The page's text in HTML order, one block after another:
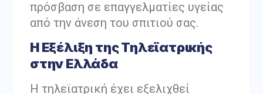
πρόσβαση σε επαγγελματίες υγείας
από την άνεση του σπιτιού σας.
Η Εξέλιξη της Τηλεϊατρικής
στην Ελλάδα
Η τηλεϊατρική έχει εξελιχθεί